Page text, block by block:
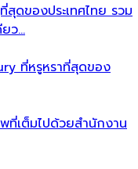
ดของประเทศไทย รวม
ยว…
ที่หรูหราที่สุดของ
ที่เต็มไปด้วยสำนักงาน